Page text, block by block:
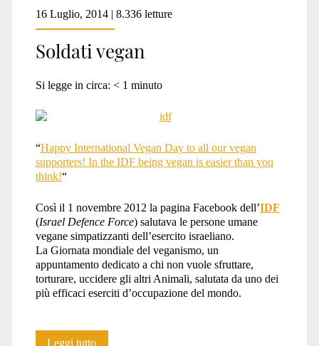
16 Luglio, 2014 | 8.336 letture
Soldati vegan
Si legge in circa: < 1 minuto
“Happy International Vegan Day to all our vegan
supporters! In the IDF being vegan is easier than you
think!“
Così il 1 novembre 2012 la pagina Facebook dell’IDF
(Israel Defence Force) salutava le persone umane
vegane simpatizzanti dell’esercito israeliano.
La Giornata mondiale del veganismo, un
appuntamento dedicato a chi non vuole sfruttare,
torturare, uccidere gli altri Animali, salutata da uno dei
più efficaci eserciti d’occupazione del mondo.
Leggi tuttoSoldati